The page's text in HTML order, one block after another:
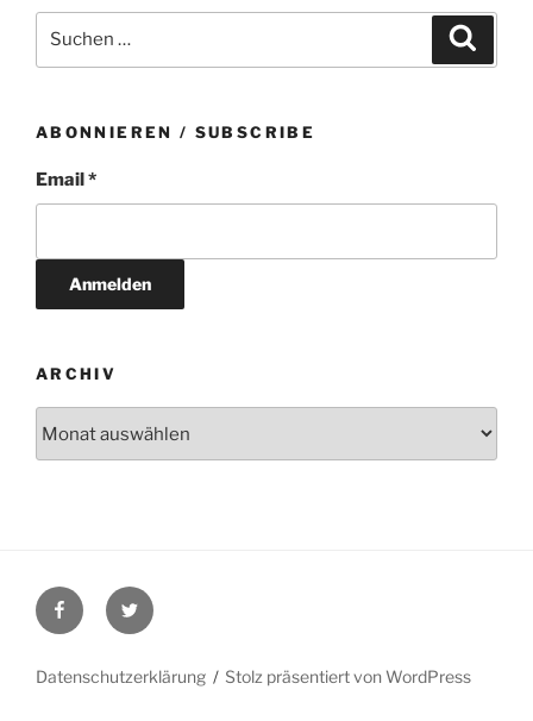
nach:
ABONNIEREN / SUBSCRIBE
Email *
ARCHIV
FacebookTwitter
Datenschutzerklärung Stolz präsentiert von WordPress